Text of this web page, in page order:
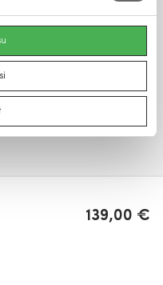
139,00 €